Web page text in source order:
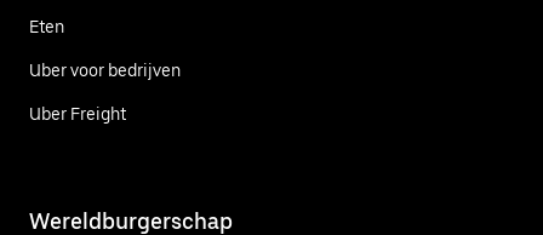
Eten
Uber voor bedrijven
Uber Freight
Wereldburgerschap